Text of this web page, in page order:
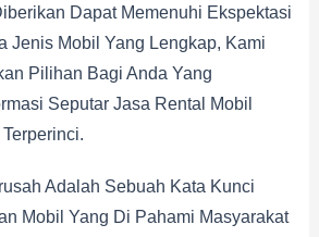
Dapat Memenuhi Ekspektasi
Jenis Mobil Yang Lengkap, Kami
Pilihan Bagi Anda Yang
Seputar Jasa Rental Mobil
Adalah Sebuah Kata Kunci
Mobil Yang Di Pahami Masyarakat